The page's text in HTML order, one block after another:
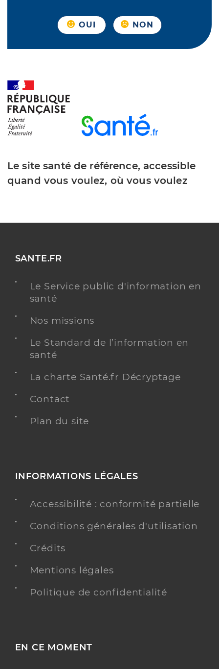
OUI NON
Le site santé de référence, accessible
quand vous voulez, où vous voulez
SANTE.FR
Le Service public d'information en
santé
Nos missions
Le Standard de l’information en
santé
La charte Santé.fr Décryptage
Contact
Plan du site
INFORMATIONS LÉGALES
Accessibilité : conformité partielle
Conditions générales d'utilisation
Crédits
Mentions légales
Politique de confidentialité
EN CE MOMENT